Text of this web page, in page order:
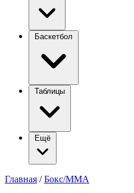
Баскетбол
Таблицы
Ещё
Главная / Бокс/ММА